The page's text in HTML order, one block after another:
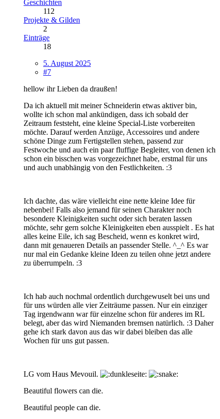
Geschichten
112
Projekte & Gilden
2
Einträge
18
5. August 2025
#7
hellow ihr Lieben da draußen!
Da ich aktuell mit meiner Schneiderin etwas aktiver bin,
wollte ich schon mal ankündigen, dass ich sobald der
Zeitraum feststeht, eine kleine Special-Liste vorbereiten
möchte. Darauf werden Anzüge, Accessoires und andere
schöne Dinge zum Fertigstellen stehen, passend zur
Festwoche und auch ein paar fluffige Begleiter, von denen ich
schon ein bisschen was vorgezeichnet habe, erstmal für uns
und auch unabhängig von den Festlichkeiten. :3
Ich dachte, das wäre vielleicht eine nette kleine Idee für
nebenbei! Falls also jemand für seinen Charakter noch
besondere Kleinigkeiten sucht oder sich beraten lassen
möchte, sehr gern solche Kleinigkeiten eben ausspielt . Es hat
alles keine Eile, ich sag Bescheid, wenn es konkret wird,
dann mit genaueren Details an passender Stelle. ^_^ Es war
nur mal ein Gedanke kleine Ideen zu teilen ohne jetzt andere
zu überrumpeln. :3
Ich hab auch nochmal ordentlich durchgewuselt bei uns und
für uns würden alle vier Zeiträume passen. Nur ein einziger
Tag irgendwann war für einzelne schon für anderes im RL
belegt, aber das wird Niemanden bremsen natürlich. :3 Daher
gehe ich stark davon aus das wir dabei bleiben das alle
Wochen für uns gut passen.
LG vom Haus Mevouil.
Beautiful flowers can die.
Beautiful people can die.